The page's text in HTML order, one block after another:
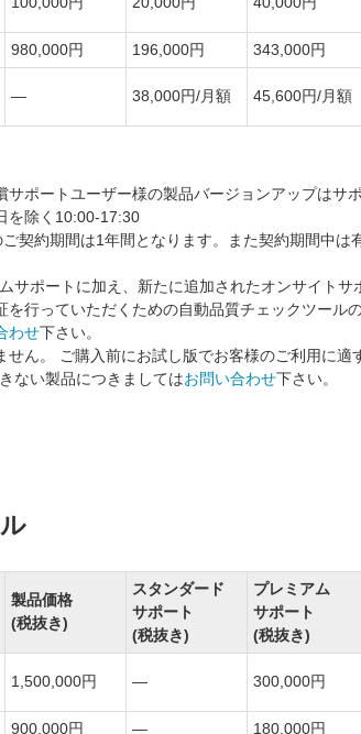
980,000円 196,000円
343,000円
― 38,000円/月額 45,600円/月額
ポートユーザー様の製品バージョンアップはサ
を除く10:00-17:30
契約期間は1年間となります。また契約期間中は
ポートに加え、新たに追加されたオンサイトサ
行っていただくための自動品質チェックツール
わせ下さい。
ん。 ご購入前にお試し版でお客様のご利用に適
ない製品につきましてはお問い合わせ下さい。
製品価格
(税抜き)
スタンダード
サポート
(税抜き)
プレミアム
サポート
(税抜き)
1,500,000円 ― 300,000円
900,000円 ―
180,000円